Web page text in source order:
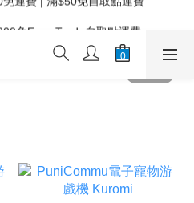
免Easy Trade自取點運費